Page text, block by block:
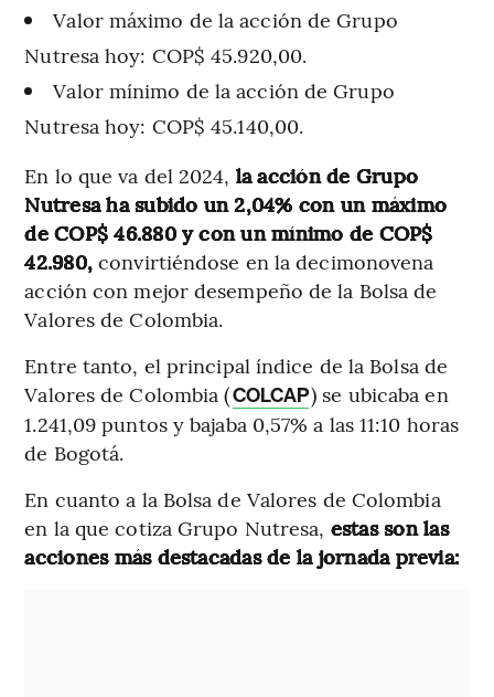
Valor máximo de la acción de Grupo
Nutresa hoy: COP$ 45.920,00.
Valor mínimo de la acción de Grupo
Nutresa hoy: COP$ 45.140,00.
En lo que va del 2024, la acción de Grupo
Nutresa ha subido un 2,04% con un máximo
de COP$ 46.880 y con un mínimo de COP$
42.980, convirtiéndose en la decimonovena
acción con mejor desempeño de la Bolsa de
Valores de Colombia.
Entre tanto, el principal índice de la Bolsa de
Valores de Colombia (COLCAP) se ubicaba en
1.241,09 puntos y bajaba 0,57% a las 11:10 horas
de Bogotá.
En cuanto a la Bolsa de Valores de Colombia
en la que cotiza Grupo Nutresa, estas son las
acciones más destacadas de la jornada previa: